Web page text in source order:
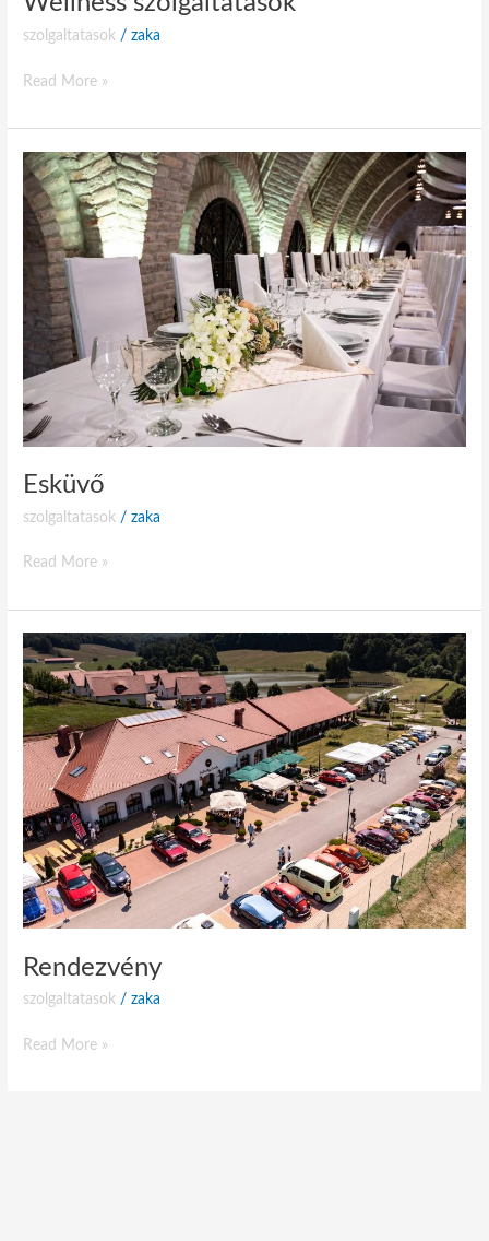
szolgaltatasok /zaka
Read More »
Esküvő
szolgaltatasok /zaka
Esküvő
Read More »
Rendezvény
szolgaltatasok /zaka
Rendezvény
Read More »